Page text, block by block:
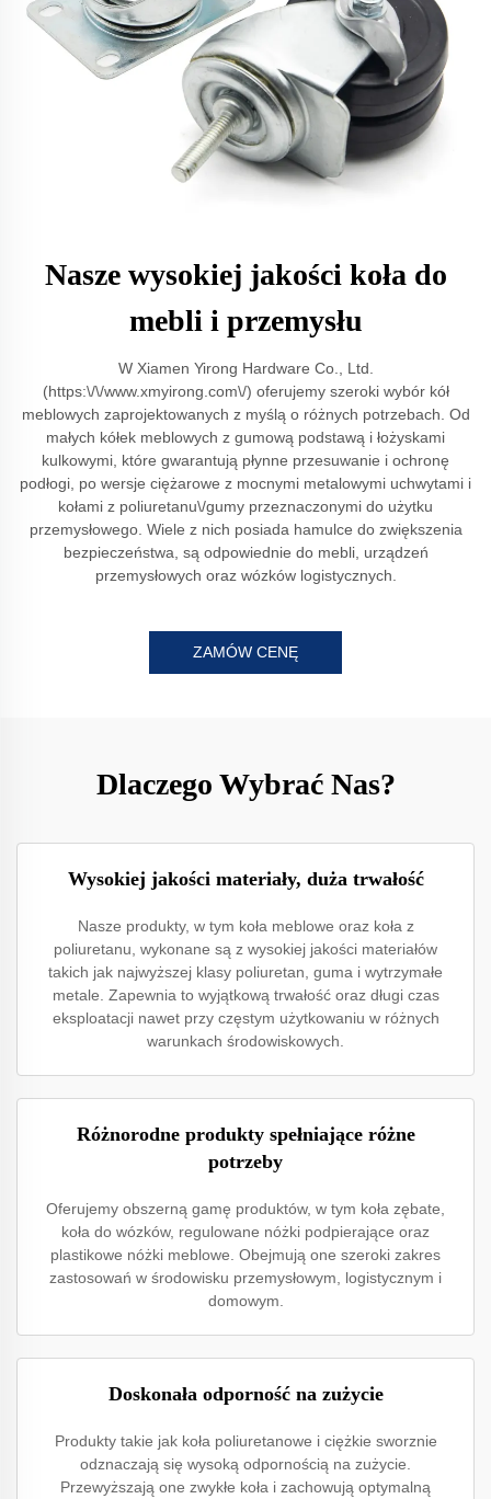
Nasze wysokiej jakości koła do
mebli i przemysłu
W Xiamen Yirong Hardware Co., Ltd.
(https:\/\/www.xmyirong.com\/) oferujemy szeroki wybór kół
meblowych zaprojektowanych z myślą o różnych potrzebach. Od
małych kółek meblowych z gumową podstawą i łożyskami
kulkowymi, które gwarantują płynne przesuwanie i ochronę
podłogi, po wersje ciężarowe z mocnymi metalowymi uchwytami i
kołami z poliuretanu\/gumy przeznaczonymi do użytku
przemysłowego. Wiele z nich posiada hamulce do zwiększenia
bezpieczeństwa, są odpowiednie do mebli, urządzeń
przemysłowych oraz wózków logistycznych.
ZAMÓW CENĘ
Dlaczego Wybrać Nas?
Wysokiej jakości materiały, duża trwałość
Nasze produkty, w tym koła meblowe oraz koła z
poliuretanu, wykonane są z wysokiej jakości materiałów
takich jak najwyższej klasy poliuretan, guma i wytrzymałe
metale. Zapewnia to wyjątkową trwałość oraz długi czas
eksploatacji nawet przy częstym użytkowaniu w różnych
warunkach środowiskowych.
Różnorodne produkty spełniające różne
potrzeby
Oferujemy obszerną gamę produktów, w tym koła zębate,
koła do wózków, regulowane nóżki podpierające oraz
plastikowe nóżki meblowe. Obejmują one szeroki zakres
zastosowań w środowisku przemysłowym, logistycznym i
domowym.
Doskonała odporność na zużycie
Produkty takie jak koła poliuretanowe i ciężkie sworznie
odznaczają się wysoką odpornością na zużycie.
Przewyższają one zwykłe koła i zachowują optymalną